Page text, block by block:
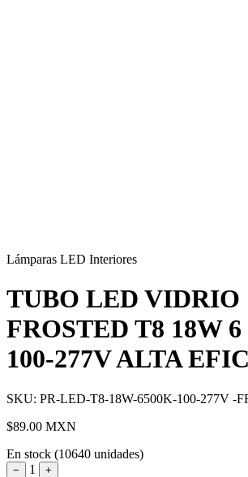
Lámparas LED Interiores
TUBO LED VIDRIO
FROSTED T8 18W
100-277V ALTA
SKU: PR-LED-T8-18W-6500K-100-277V -
$89.00 MXN
En stock (10640 unidades)
− 1 +